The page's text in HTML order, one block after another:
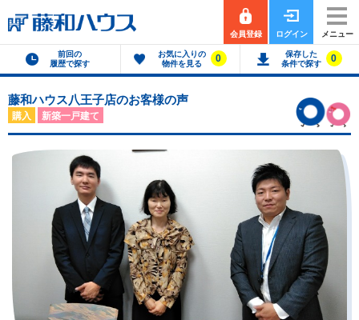
会員登録 ログイン メニュー
前回の
履歴で探す
お気に入りの
物件を見る
0
保存した
条件で探す
0
藤和ハウス八王子店のお客様の声
購入 新築一戸建て